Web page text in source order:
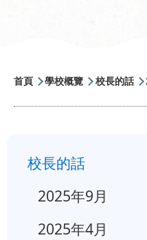
導
航
結
首頁 學校概覽 校長的話
一校長的話
2025年9月
2025年4月